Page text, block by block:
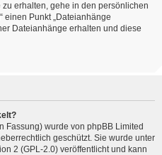
erhalten, gehe in den persönlichen
einen Punkt „Dateianhänge
Dateianhänge erhalten und diese
Fassung) wurde von phpBB Limited
geschützt. Sie wurde unter
2 (GPL-2.0) veröffentlicht und kann